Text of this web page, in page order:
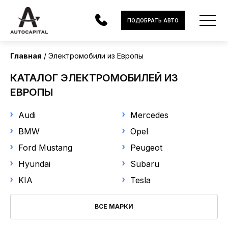
ЭЛЕКТРОМОБИЛИ
МОТОЦИКЛЫ
УСЛУГИ
ЛИЗИНГ
ПОДОБРАТЬ АВТО
Главная Электромобили из Европы
КАТАЛОГ ЭЛЕКТРОМОБИЛЕЙ ИЗ
ЕВРОПЫ
Audi
BMW
Ford Mustang
Hyundai
KIA
Mercedes
Opel
Peugeot
Subaru
Tesla
ВСЕ МАРКИ
Страна поставки
Выберите марку
Модель
Выберите модель
Год выпуска
до